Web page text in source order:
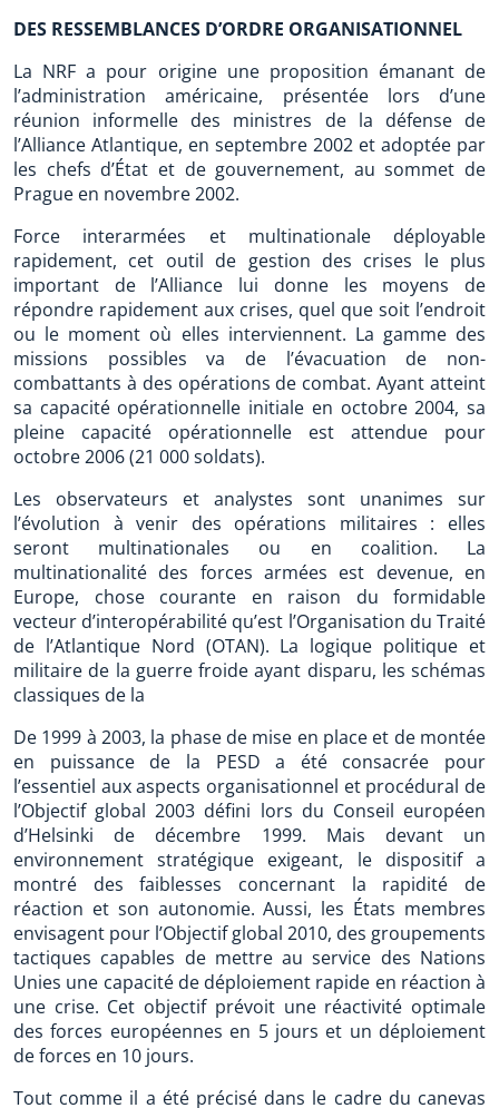
DES RESSEMBLANCES D’ORDRE ORGANISATIONNEL
La NRF a pour origine une proposition émanant de
l’administration américaine, présentée lors d’une
réunion informelle des ministres de la défense de
l’Alliance Atlantique, en septembre 2002 et adoptée par
les chefs d’État et de gouvernement, au sommet de
Prague en novembre 2002.
Force interarmées et multinationale déployable
rapidement, cet outil de gestion des crises le plus
important de l’Alliance lui donne les moyens de
répondre rapidement aux crises, quel que soit l’endroit
ou le moment où elles interviennent. La gamme des
missions possibles va de l’évacuation de non-
combattants à des opérations de combat. Ayant atteint
sa capacité opérationnelle initiale en octobre 2004, sa
pleine capacité opérationnelle est attendue pour
octobre 2006 (21 000 soldats).
Les observateurs et analystes sont unanimes sur
l’évolution à venir des opérations militaires : elles
seront multinationales ou en coalition. La
multinationalité des forces armées est devenue, en
Europe, chose courante en raison du formidable
vecteur d’interopérabilité qu’est l’Organisation du Traité
de l’Atlantique Nord (OTAN). La logique politique et
militaire de la guerre froide ayant disparu, les schémas
classiques de la
De 1999 à 2003, la phase de mise en place et de montée
en puissance de la PESD a été consacrée pour
l’essentiel aux aspects organisationnel et procédural de
l’Objectif global 2003 défini lors du Conseil européen
d’Helsinki de décembre 1999. Mais devant un
environnement stratégique exigeant, le dispositif a
montré des faiblesses concernant la rapidité de
réaction et son autonomie. Aussi, les États membres
envisagent pour l’Objectif global 2010, des groupements
tactiques capables de mettre au service des Nations
Unies une capacité de déploiement rapide en réaction à
une crise. Cet objectif prévoit une réactivité optimale
des forces européennes en 5 jours et un déploiement
de forces en 10 jours.
Tout comme il a été précisé dans le cadre du canevas